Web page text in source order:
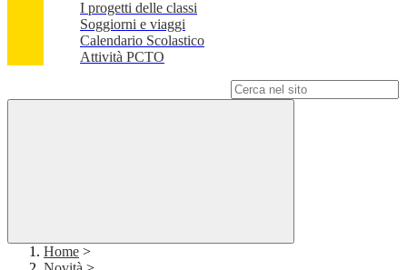
I progetti delle classi
Soggiorni e viaggi
Calendario Scolastico
Attività PCTO
Home >